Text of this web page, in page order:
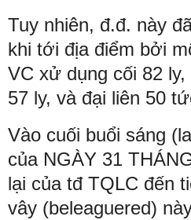
Tuy nhiên, đ.đ. này
khi tới địa điểm bởi
VC xử dụng cối 82
57 ly, và đại liên 50
Vào cuối buổi sáng
của NGÀY 31
lại của tđ TQLC đến
vây (beleaguered)